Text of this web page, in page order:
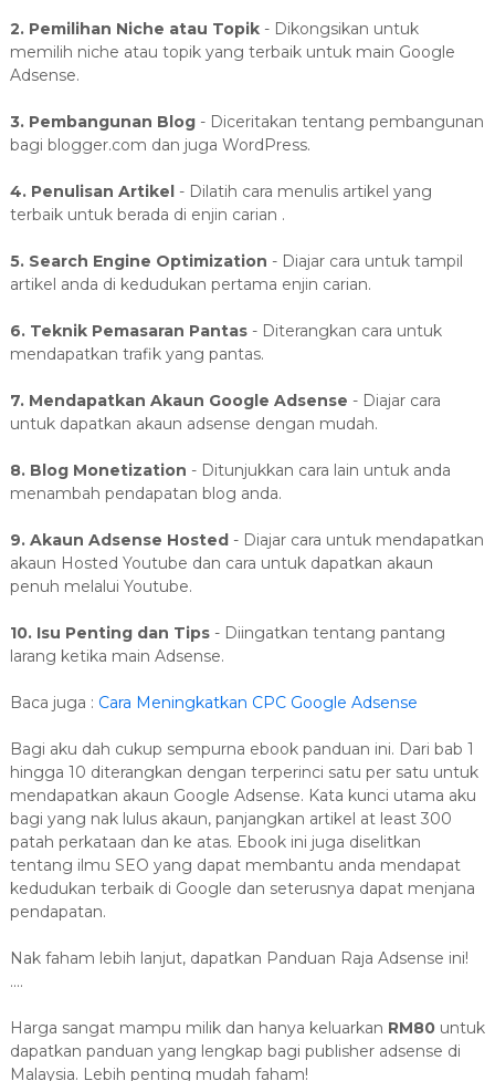
2. Pemilihan Niche atau Topik- Dikongsikan untuk
memilih niche atau topik yang terbaik untuk main Google
Adsense.
3. Pembangunan Blog- Diceritakan tentang pembangunan
bagi blogger.com dan juga WordPress.
4. Penulisan Artikel- Dilatih cara menulis artikel yang
terbaik untuk berada di enjin carian .
5. Search Engine Optimization - Diajar cara untuk tampil
artikel anda di kedudukan pertama enjin carian.
6. Teknik Pemasaran Pantas- Diterangkan cara untuk
mendapatkan trafik yang pantas.
7. Mendapatkan Akaun Google Adsense - Diajar cara
untuk dapatkan akaun adsense dengan mudah.
8. Blog Monetization - Ditunjukkan cara lain untuk anda
menambah pendapatan blog anda.
9. Akaun Adsense Hosted- Diajar cara untuk mendapatkan
akaun Hosted Youtube dan cara untuk dapatkan akaun
penuh melalui Youtube.
10. Isu Penting dan Tips- Diingatkan tentang pantang
larang ketika main Adsense.
Baca juga : Cara Meningkatkan CPC Google Adsense
Bagi aku dah cukup sempurna ebook panduan ini. Dari bab 1
hingga 10 diterangkan dengan terperinci satu per satu untuk
mendapatkan akaun Google Adsense. Kata kunci utama aku
bagi yang nak lulus akaun, panjangkan artikel at least 300
patah perkataan dan ke atas. Ebook ini juga diselitkan
tentang ilmu SEO yang dapat membantu anda mendapat
kedudukan terbaik di Google dan seterusnya dapat menjana
pendapatan.
Nak faham lebih lanjut, dapatkan Panduan Raja Adsense ini!
....
Harga sangat mampu milik dan hanya keluarkan RM80untuk
dapatkan panduan yang lengkap bagi publisher adsense di
Malaysia. Lebih penting mudah faham!